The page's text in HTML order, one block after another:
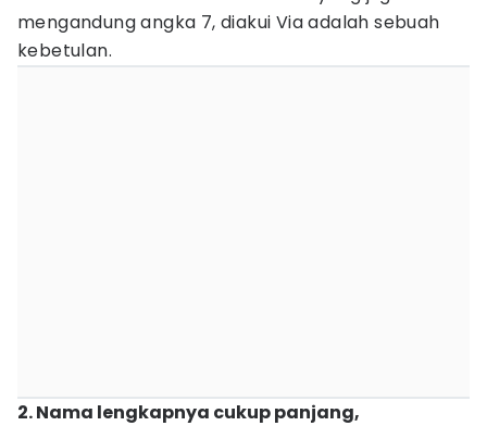
mengandung angka 7, diakui Via adalah sebuah
kebetulan.
2. Nama lengkapnya cukup panjang,